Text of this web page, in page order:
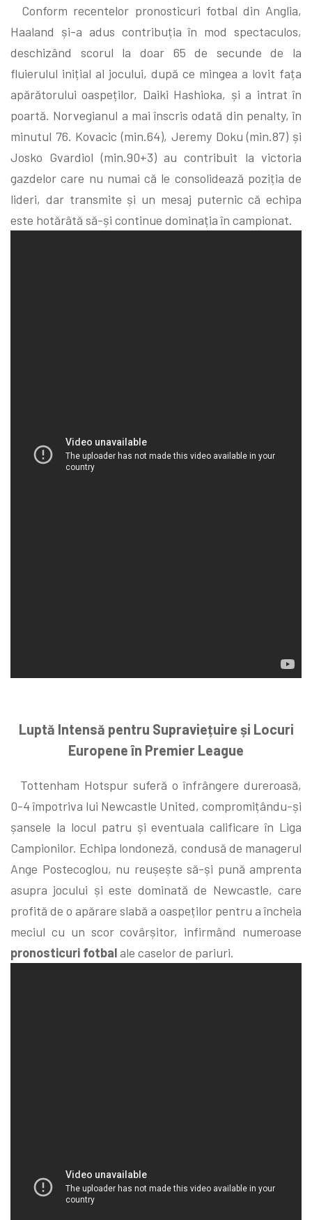
Conform recentelor pronosticuri fotbal din Anglia,
Haaland și-a adus contribuția în mod spectaculos,
deschizând scorul la doar 65 de secunde de la
fluierulul inițial al jocului, după ce mingea a lovit fața
apărătorului oaspeților, Daiki Hashioka, și a intrat în
poartă. Norvegianul a mai înscris odată din penalty, în
minutul 76. Kovacic (min.64), Jeremy Doku (min.87) și
Josko Gvardiol (min.90+3) au contribuit la victoria
gazdelor care nu numai că le consolidează poziția de
lideri, dar transmite și un mesaj puternic că echipa
este hotărâtă să-și continue dominația în campionat.
Luptă Intensă pentru Supraviețuire și Locuri
Europene în Premier League
Tottenham Hotspur suferă o înfrângere dureroasă,
0-4 împotriva lui Newcastle United, compromițându-și
șansele la locul patru și eventuala calificare în Liga
Campionilor. Echipa londoneză, condusă de managerul
Ange Postecoglou, nu reușește să-și pună amprenta
asupra jocului și este dominată de Newcastle, care
profită de o apărare slabă a oaspeților pentru a încheia
meciul cu un scor covârșitor, infirmând numeroase
pronosticuri fotbalale caselor de pariuri.